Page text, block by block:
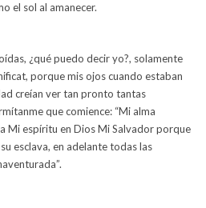
el sol al amanecer.
¿qué puedo decir yo?, solamente
porque mis ojos cuando estaban
creían ver tan pronto tantas
que comience: “Mi alma
Mi espíritu en Dios Mi Salvador porque
esclava, en adelante todas las